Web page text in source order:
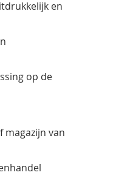
en
op de
magazijn van